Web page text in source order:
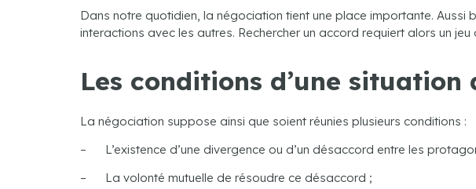
Dans notre quotidien, la négociation tient une place importante.
interactions avec les autres. Rechercher un accord requiert alors un
Les conditions d’une situation
La négociation suppose ainsi que soient réunies plusieurs conditions :
– L’existence d’une divergence ou d’un désaccord entre les
– La volonté mutuelle de résoudre ce désaccord ;